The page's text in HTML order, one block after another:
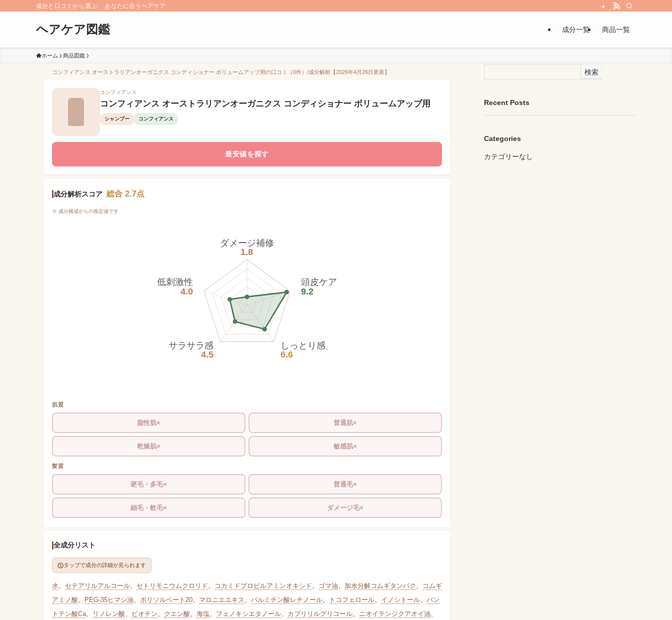
成分と口コミから選ぶ、 あなたに合うヘアケア
ヘアケア図鑑 成分一覧 商品一覧
ホーム 商品図鑑
コンフィアンス オーストラリアンオーガニクス コンディショナー ボリュームアップ用の口コミ（0件）/成分解析【2026年4月26日更新】
コンフィアンス
コンフィアンス オーストラリアンオーガニクス コンディショナー ボリュームアップ用
シャンプー コンフィアンス
最安値を探す
成分解析スコア 総合 2.7点
※ 成分構成からの推定値です
ダメージ補修
1.8
頭皮ケア
9.2
しっとり感
6.6
サラサラ感
4.5
低刺激性
4.0
肌質
脂性肌× 普通肌×
乾燥肌× 敏感肌×
髪質
硬毛・多毛× 普通毛×
細毛・軟毛× ダメージ毛×
全成分リスト
タップで成分の詳細が見られます
水、 セテアリルアルコール、 セトリモニウムクロリド、 コカミドプロピルアミンオキシド、 ゴマ油、 加水分解コムギタンパク 、
コムギ
アミノ酸、 PEG-35ヒマシ油、 ポリソルベート20、 マロニエエキス、 パルミチン酸レチノール、 トコフェロール、 イノシトール、 パン
トテン酸Ca、 リノレン酸、 ビオチン、 クエン酸、 海塩、 フェノキシエタノール、 カプリリルグリコール、 ニオイテンジクアオイ油、
検索
Recent Posts
Categories
カテゴリーなし